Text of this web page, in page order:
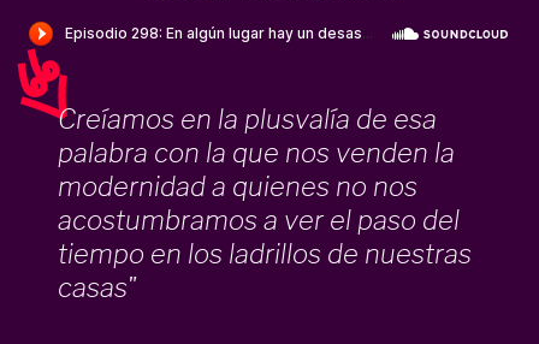
Creíamos en la plusvalía de esa
palabra con la que nos venden la
modernidad a quienes no nos
acostumbramos a ver el paso del
tiempo en los ladrillos de nuestras
casas"